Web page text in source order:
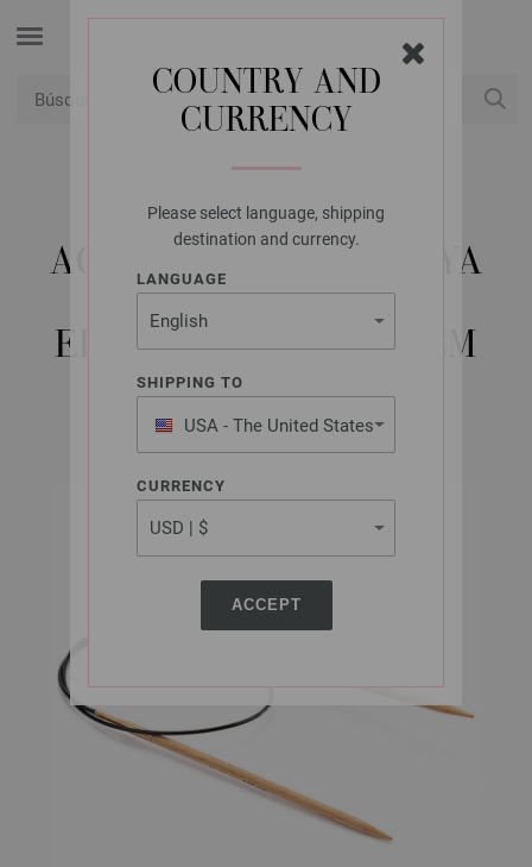
COUNTRY AND
CURRENCY
Please select language, shipping
destination and currency.
LANGUAGE
SHIPPING TO
USA - The United States
of America
CURRENCY
ACCEPT
LANA GROSSA
AGUJA CIRCULAR HAYA
(TANJA STEINBACH
EDITION) NO. 4,0/60CM